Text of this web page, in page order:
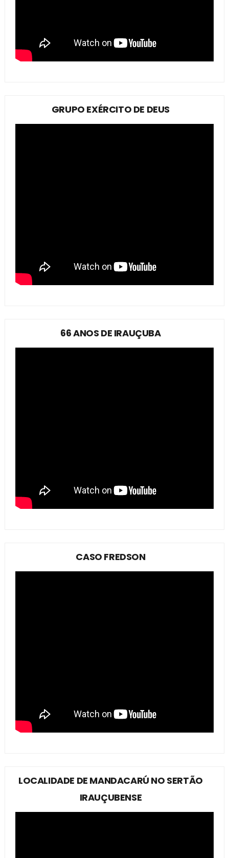
GRUPO EXÉRCITO DE DEUS
66 ANOS DE IRAUÇUBA
CASO FREDSON
LOCALIDADE DE MANDACARÚ NO SERTÃO
IRAUÇUBENSE